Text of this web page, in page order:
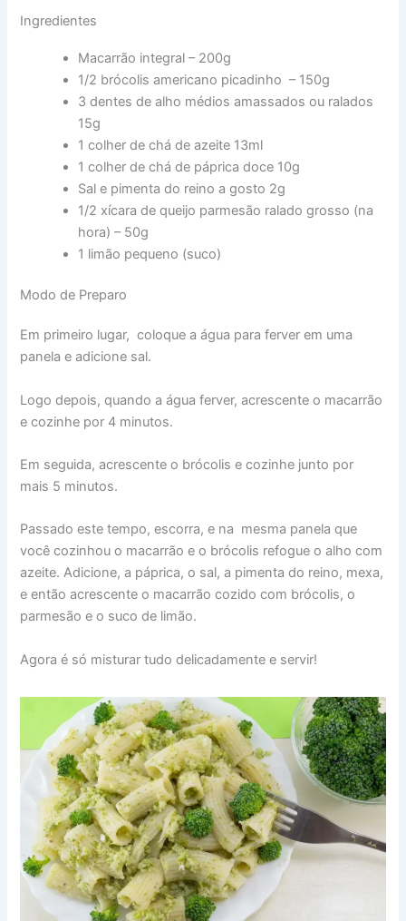
Ingredientes
Macarrão integral – 200g
1/2 brócolis americano picadinho – 150g
3 dentes de alho médios amassados ou ralados
15g
1 colher de chá de azeite 13ml
1 colher de chá de páprica doce 10g
Sal e pimenta do reino a gosto 2g
1/2 xícara de queijo parmesão ralado grosso (na
hora) – 50g
1 limão pequeno (suco)
Modo de Preparo
Em primeiro lugar, coloque a água para ferver em uma
panela e adicione sal.
Logo depois, quando a água ferver, acrescente o macarrão
e cozinhe por 4 minutos.
Em seguida, acrescente o brócolis e cozinhe junto por
mais 5 minutos.
Passado este tempo, escorra, e na mesma panela que
você cozinhou o macarrão e o brócolis refogue o alho com
azeite. Adicione, a páprica, o sal, a pimenta do reino, mexa,
e então acrescente o macarrão cozido com brócolis, o
parmesão e o suco de limão.
Agora é só misturar tudo delicadamente e servir!